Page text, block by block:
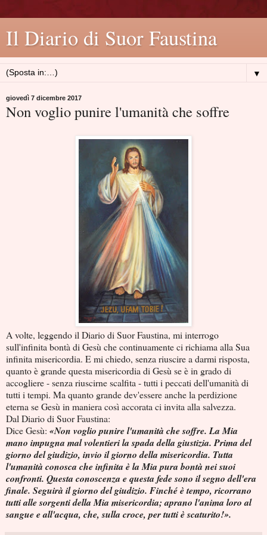
Il Diario di Suor Faustina
▼
giovedì 7 dicembre 2017
Non voglio punire l'umanità che soffre
A volte, leggendo il Diario di Suor Faustina, mi interrogo
sull'infinita bontà di Gesù che continuamente ci richiama alla Sua
infinita misericordia. E mi chiedo, senza riuscire a darmi risposta,
quanto è grande questa misericordia di Gesù se è in grado di
accogliere - senza riuscirne scalfita - tutti i peccati dell'umanità di
tutti i tempi. Ma quanto grande dev'essere anche la perdizione
eterna se Gesù in maniera così accorata ci invita alla salvezza.
Dal Diario di Suor Faustina:
Dice Gesù: «Non voglio punire l'umanità che soffre. La Mia
mano impugna mal volentieri la spada della giustizia. Prima del
giorno del giudizio, invio il giorno della misericordia. Tutta
l'umanità conosca che infinita è la Mia pura bontà nei suoi
confronti. Questa conoscenza e questa fede sono il segno dell'era
finale. Seguirà il giorno del giudizio. Finché è tempo, ricorrano
tutti alle sorgenti della Mia misericordia; aprano l'anima loro al
sangue e all'acqua, che, sulla croce, per tutti è scaturito!».